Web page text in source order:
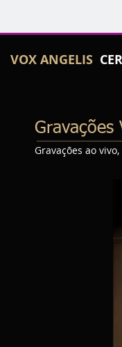
VOX ANGELIS
Gravações
Gravações ao